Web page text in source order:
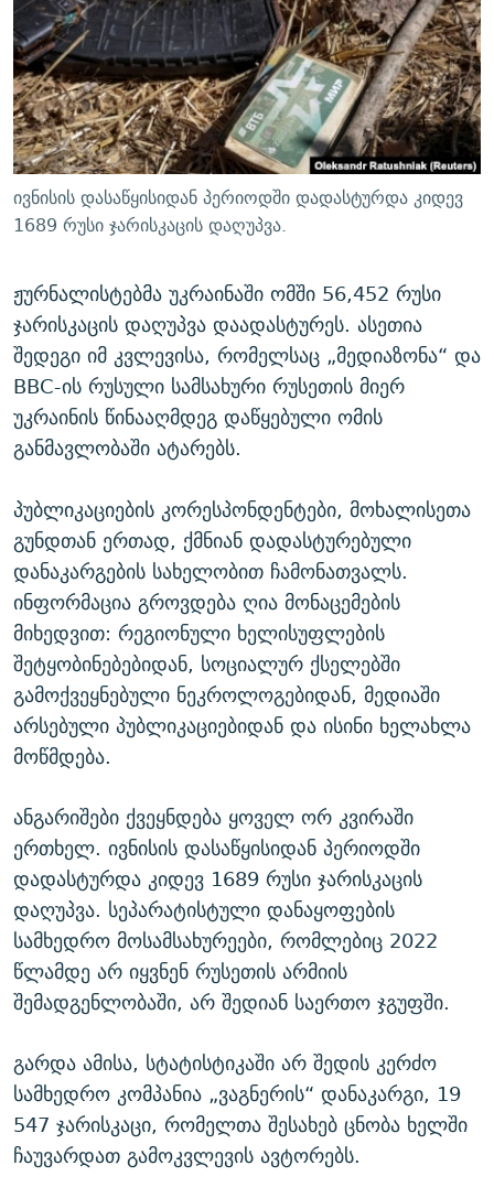
ᲛᲝᲚᲐᲞᲐᲠᲐᲙᲔ ᲢᲔᲥᲡᲢᲔᲑᲘ
ᲨᲘᲜ - ᲣᲪᲮᲝᲔᲗᲨᲘ
ᲚᲘᲢᲔᲠᲐᲢᲣᲠᲣᲚᲘ ᲬᲐᲮᲜᲐᲒᲔᲑᲘ
ᲐᲛᲔᲠᲘᲙᲣᲚᲘ ᲛᲝᲗᲮᲠᲝᲑᲐ
ᲘᲛᲞᲔᲠᲘᲐ ᲓᲐ ᲠᲐᲓᲘᲝ
ᲩᲔᲛᲘ ᲡᲘᲙᲕᲓᲘᲚᲘᲡ ᲛᲘᲖᲔᲖᲘᲐ COVID-19
11 ᲬᲔᲚᲘ - 11 ᲐᲛᲑᲐᲕᲘ
ᲡᲐᲞᲐᲠᲚᲐᲛᲔᲜᲢᲝ ᲐᲠᲩᲔᲕᲜᲔᲑᲘᲡ ᲘᲡᲢᲝᲠᲘᲐ
ᲑᲐᲕᲨᲕᲔᲑᲘ ᲞᲠᲝᲡᲢᲘᲢᲣᲪᲘᲐᲨᲘ - ᲐᲛᲝᲣᲗᲥᲛᲔᲚᲘ ᲐᲛᲑᲐᲕᲘ
5 ᲐᲛᲑᲐᲕᲘ - 20 ᲘᲕᲜᲘᲡᲡ ᲓᲐᲨᲐᲕᲔᲑᲣᲚᲔᲑᲘ
ᲐᲒᲕᲘᲡᲢᲝᲡ ᲝᲛᲘ
ᲒᲐᲛᲝᲘᲬᲔᲠᲔ
რთე/რთ-ის ყველა საიტი
ივნისის დასაწყისიდან პერიოდში დადასტურდა კიდევ
1689 რუსი ჯარისკაცის დაღუპვა.
ჟურნალისტებმა უკრაინაში ომში 56,452 რუსი
ჯარისკაცის დაღუპვა დაადასტურეს. ასეთია
შედეგი იმ კვლევისა, რომელსაც „მედიაზონა“ და
BBC-ის რუსული სამსახური რუსეთის მიერ
უკრაინის წინააღმდეგ დაწყებული ომის
განმავლობაში ატარებს.
პუბლიკაციების კორესპონდენტები, მოხალისეთა
გუნდთან ერთად, ქმნიან დადასტურებული
დანაკარგების სახელობით ჩამონათვალს.
ინფორმაცია გროვდება ღია მონაცემების
მიხედვით: რეგიონული ხელისუფლების
შეტყობინებებიდან, სოციალურ ქსელებში
გამოქვეყნებული ნეკროლოგებიდან, მედიაში
არსებული პუბლიკაციებიდან და ისინი ხელახლა
მოწმდება.
ანგარიშები ქვეყნდება ყოველ ორ კვირაში
ერთხელ. ივნისის დასაწყისიდან პერიოდში
დადასტურდა კიდევ 1689 რუსი ჯარისკაცის
დაღუპვა. სეპარატისტული დანაყოფების
სამხედრო მოსამსახურეები, რომლებიც 2022
წლამდე არ იყვნენ რუსეთის არმიის
შემადგენლობაში, არ შედიან საერთო ჯგუფში.
გარდა ამისა, სტატისტიკაში არ შედის კერძო
სამხედრო კომპანია „ვაგნერის“ დანაკარგი, 19
547 ჯარისკაცი, რომელთა შესახებ ცნობა ხელში
ჩაუვარდათ გამოკვლევის ავტორებს.